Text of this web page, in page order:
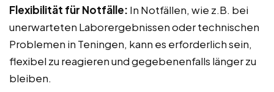
Flexibilität für Notfälle: In Notfällen, wie z.B. bei
unerwarteten Laborergebnissen oder technischen
Problemen in Teningen, kann es erforderlich sein,
flexibel zu reagieren und gegebenenfalls länger zu
bleiben.